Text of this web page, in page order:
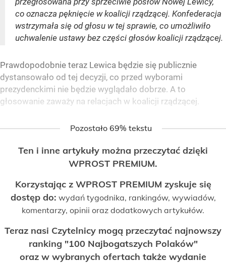
co oznacza pęknięcie w koalicji rządzącej. Konfederacja
wstrzymała się od głosu w tej sprawie, co umożliwiło
uchwalenie ustawy bez części głosów koalicji rządzącej.
Prawdopodobnie teraz Lewica będzie się publicznie
dystansowało od tej decyzji, co przed wyborami
prezydenckimi nie będzie wyglądało dobrze. A to
głosowanie zaważy na relacjach w koalicji rządzącej.
Pozostało 69% tekstu
Ten i inne artykuły można przeczytać dzięki
WPROST PREMIUM.
Korzystając z WPROST PREMIUM zyskuje się
dostęp do: wydań tygodnika, rankingów, wywiadów,
komentarzy, opinii oraz dodatkowych artykułów.
Teraz nasi Czytelnicy mogą przeczytać najnowszy
ranking "100 Najbogatszych Polaków"
oraz w wybranych ofertach także wydanie